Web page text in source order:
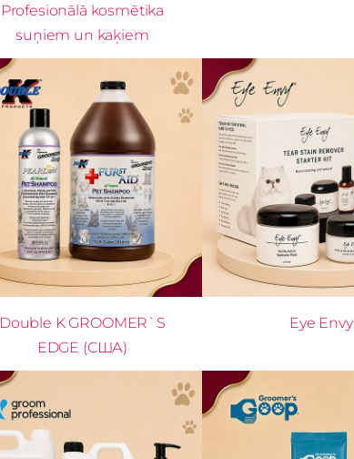
Profesionālā kosmētika
suņiem un kaķiem
Double K GROOMER`S
EDGE (США)
Eye Envy